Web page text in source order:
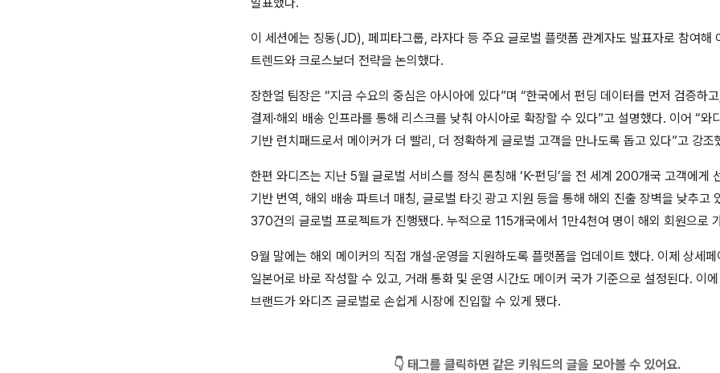
이 세션에는 징동(JD), 페피타그룹, 라자다 등 주요 글로벌 플랫폼 관계자도 발표자로 참여해
트렌드와 크로스보더 전략을 논의했다.
장한얼 팀장은 “지금 수요의 중심은 아시아에 있다”며 “한국에서 펀딩 데이터를 먼저 검증하
결제·해외 배송 인프라를 통해 리스크를 낮춰 아시아로 확장할 수 있다”고 설명했다. 이어 “와
기반 런치패드로서 메이커가 더 빨리, 더 정확하게 글로벌 고객을 만나도록 돕고 있다”고 강조
한편 와디즈는 지난 5월 글로벌 서비스를 정식 론칭해 ‘K-펀딩’을 전 세계 200개국 고객에게
기반 번역, 해외 배송 파트너 매칭, 글로벌 타깃 광고 지원 등을 통해 해외 진출 장벽을 낮추고
370건의 글로벌 프로젝트가 진행됐다. 누적으로 115개국에서 1만4천여 명이 해외 회원으로
9월 말에는 해외 메이커의 직접 개설·운영을 지원하도록 플랫폼을 업데이트 했다. 이제 상세페
일본어로 바로 작성할 수 있고, 거래 통화 및 운영 시간도 메이커 국가 기준으로 설정된다. 이
브랜드가 와디즈 글로벌로 손쉽게 시장에 진입할 수 있게 됐다.
👇 태그를 클릭하면 같은 키워드의 글을 모아볼 수 있어요.